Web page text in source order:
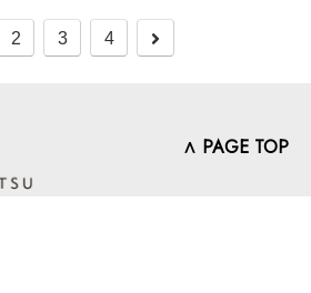
2 3 4
次
∧ PAGE TOP